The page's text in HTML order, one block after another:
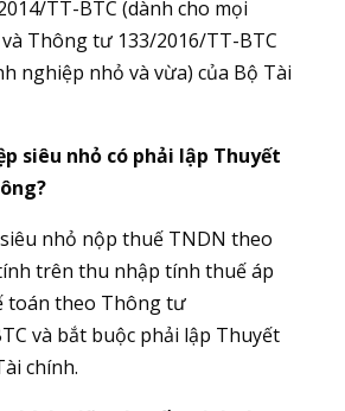
TT-BTC (dành cho mọi
Thông tư 133/2016/TT-BTC
nghiệp nhỏ và vừa) của Bộ Tài
siêu nhỏ có phải lập Thuyết
nhỏ nộp thuế TNDN theo
trên thu nhập tính thuế áp
toán theo Thông tư
và bắt buộc phải lập Thuyết
chính.